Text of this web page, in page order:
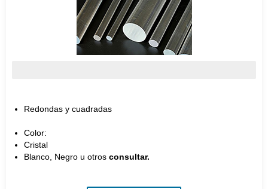
Redondas y cuadradas
Color:
Cristal
Blanco, Negro u otros consultar.